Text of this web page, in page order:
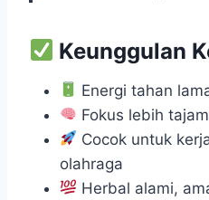
Keunggulan
Energi tahan
Fokus lebih
Cocok untuk
olahraga
Herbal alami,